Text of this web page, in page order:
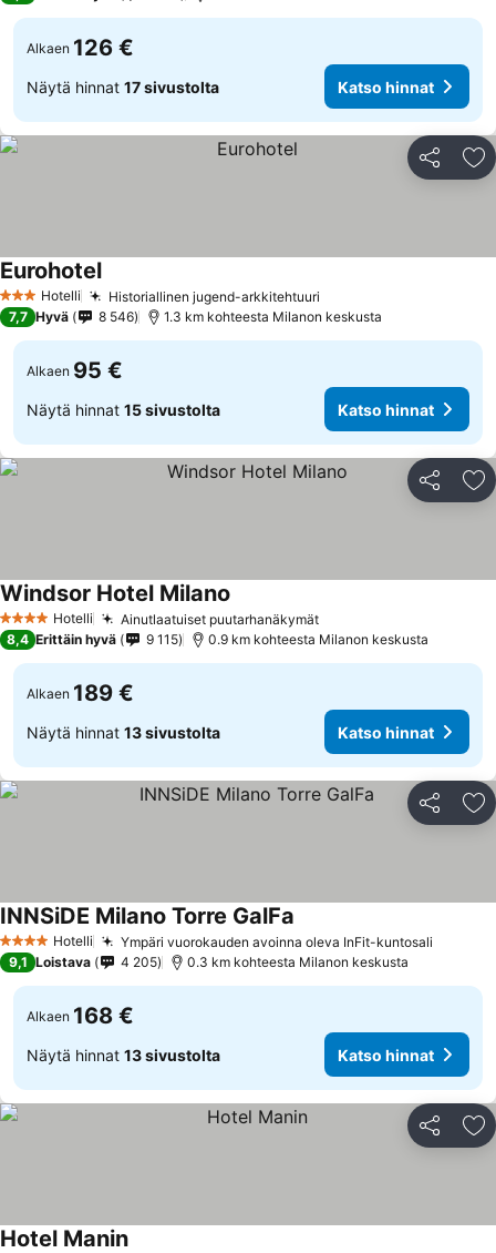
Alkaen 126 €
Näytä hinnat 17 sivustolta Katso hinnat
Jaa
3 Tähtiluokitus
Hotelli Historiallinen jugend-arkkitehtuuri
Eurohotel
7,7 Hyvä 8 546 1.3 km kohteesta Milanon keskusta
Alkaen 95 €
Näytä hinnat 15 sivustolta Katso hinnat
Jaa
4 Tähtiluokitus
Hotelli Ainutlaatuiset puutarhanäkymät
Windsor Hotel Milano
8,4 Erittäin hyvä 9 115 0.9 km kohteesta Milanon keskusta
Alkaen 189 €
Näytä hinnat 13 sivustolta Katso hinnat
Jaa
4 Tähtiluokitus
Hotelli Ympäri vuorokauden avoinna oleva InFit-kuntosali
INNSiDE Milano Torre GalFa
9,1 Loistava 4 205 0.3 km kohteesta Milanon keskusta
Alkaen 168 €
Näytä hinnat 13 sivustolta Katso hinnat
Jaa
Hotel Manin